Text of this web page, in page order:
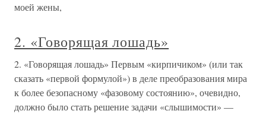
моей жены,
2. «Говорящая лошадь»
2. «Говорящая лошадь» Первым «кирпичиком» (или так
сказать «первой формулой») в деле преобразования мира
к более безопасному «фазовому состоянию», очевидно,
должно было стать решение задачи «слышимости» —